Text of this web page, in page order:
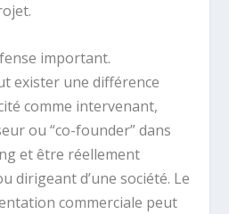
important.
exister une différence
comme intervenant,
ou “co-founder” dans
et être réellement
dirigeant d’une société. Le
commerciale peut